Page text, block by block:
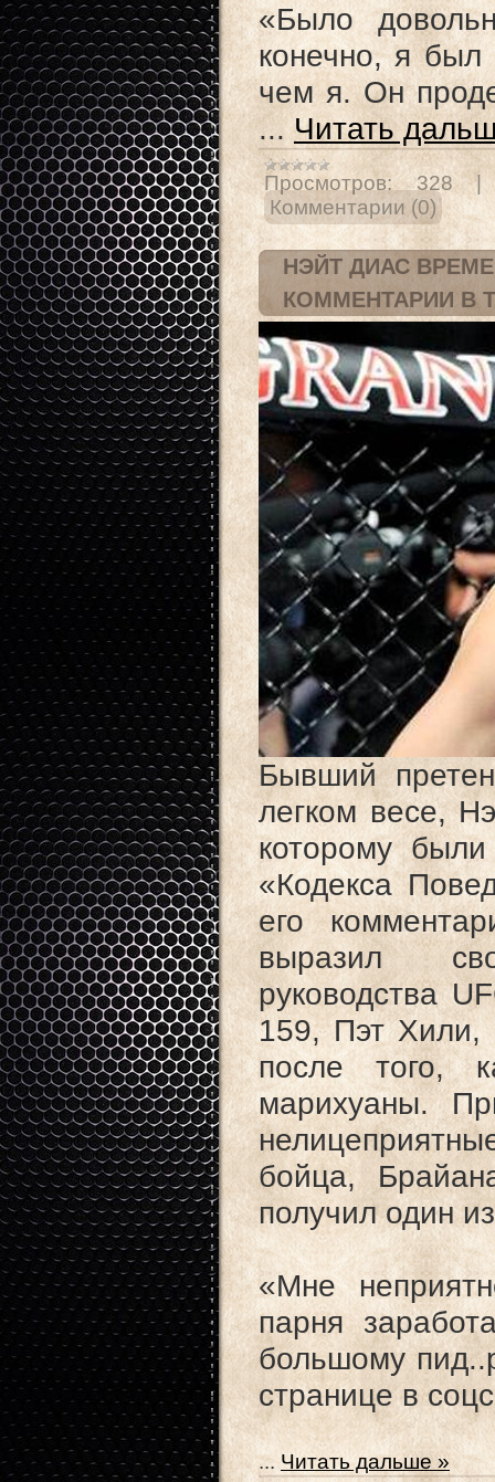
«Было
конечно, я
чем я. Он
... Читать
Просмотров: 328
Комментарии (0)
НЭЙТ ДИАС
КОММЕНТАРИИ В
Бывший
легком весе,
которому
«Кодекса
его
выразил
руководства
159, Пэт Хили,
после того,
марихуаны.
бойца,
получил один
«Мне
парня
большому
странице в
... Читать дальше »